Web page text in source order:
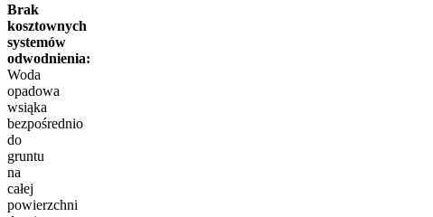
Brak
kosztownych
systemów
odwodnienia:
Woda
opadowa
wsiąka
bezpośrednio
do
gruntu
na
całej
powierzchni